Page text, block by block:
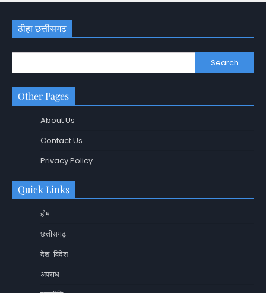
ठीहा छत्तीसगढ़
Search
Other Pages
About Us
Contact Us
Privacy Policy
Quick Links
होम
छत्तीसगढ़
देश-विदेश
अपराध